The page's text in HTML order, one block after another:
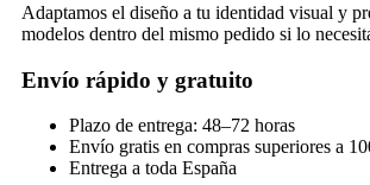
Adaptamos el diseño a tu identidad visual y
modelos dentro del mismo pedido si lo
Envío rápido y gratuito
Plazo de entrega: 48–72 horas
Envío gratis en compras superiores a
Entrega a toda España